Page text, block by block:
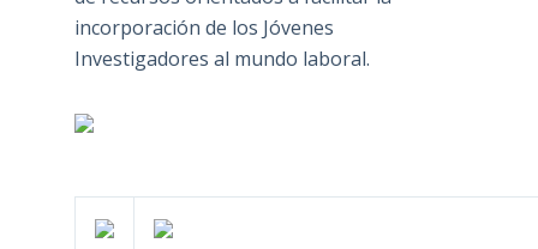
incorporación de los Jóvenes
Investigadores al mundo laboral.